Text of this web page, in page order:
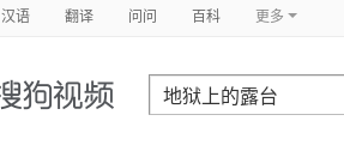
汉语 翻译 问问 百科 更多